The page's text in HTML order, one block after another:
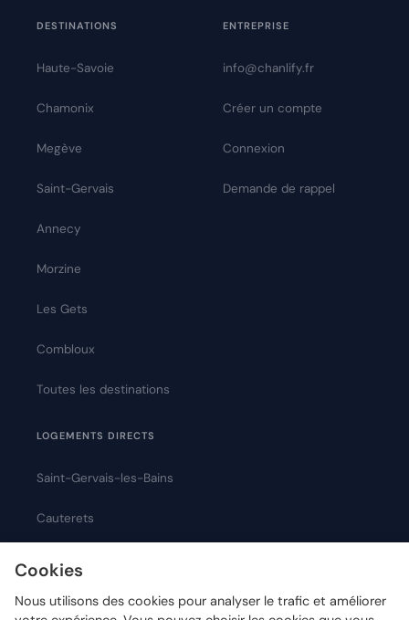
DESTINATIONS
Haute-Savoie
Chamonix
Megève
Saint-Gervais
Annecy
Morzine
Les Gets
Combloux
Toutes les destinations
LOGEMENTS DIRECTS
Saint-Gervais-les-Bains
Cauterets
ENTREPRISE
info@chanlify.fr
Créer un compte
Connexion
Demande de rappel
Cookies
Nous utilisons des cookies pour analyser le trafic et améliorer